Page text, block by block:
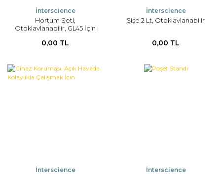
İnterscience
Hortum Seti,
Otoklavlanabilir, GL45 İçin
0,00 TL
İnterscience
Şişe 2 Lt, Otoklavlanabilir
0,00 TL
İnterscience İnterscience